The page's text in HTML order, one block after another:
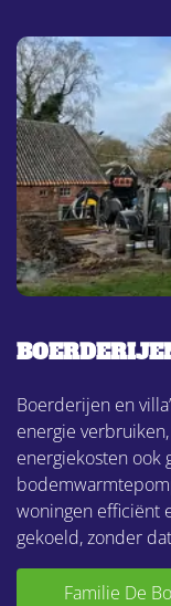
Boerderijen en
energie
energiekosten ook
woningen efficiënt
gekoeld, zonder
Familie De